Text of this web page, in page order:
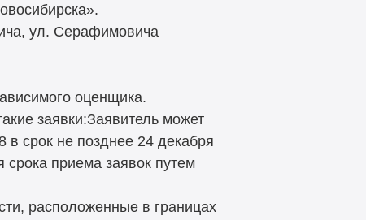
ул. Серафимовича
оценщика.
заявки:Заявитель может
в срок не позднее 24 декабря
срока приема заявок путем
расположенные в границах